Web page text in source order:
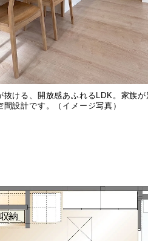
抜ける、開放感あふれるLDK。家族
設計です。（イメージ写真）